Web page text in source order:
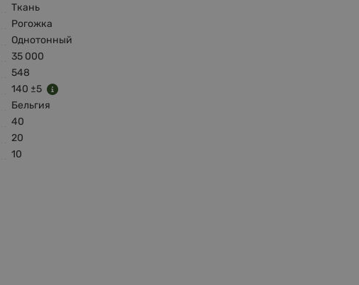
Ткань
Рогожка
Однотонный
35 000
548
140 ±5
Бельгия
40
20
10